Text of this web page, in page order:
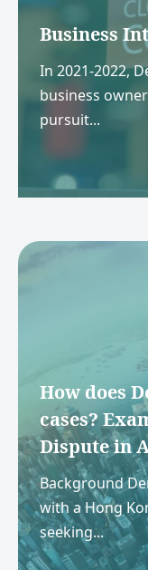
Business
In 2021-2022,
business
pursuit...
How does
cases?
Dispute in
Background
with a Hong
seeking...